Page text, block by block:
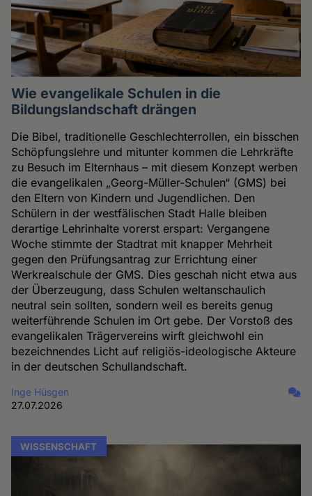
Wie evangelikale Schulen in die
Bildungslandschaft drängen
Die Bibel, traditionelle Geschlechterrollen, ein bisschen
Schöpfungslehre und mitunter kommen die Lehrkräfte
zu Besuch im Elternhaus – mit diesem Konzept werben
die evangelikalen „Georg-Müller-Schulen“ (GMS) bei
den Eltern von Kindern und Jugendlichen. Den
Schülern in der westfälischen Stadt Halle bleiben
derartige Lehrinhalte vorerst erspart: Vergangene
Woche stimmte der Stadtrat mit knapper Mehrheit
gegen den Prüfungsantrag zur Errichtung einer
Werkrealschule der GMS. Dies geschah nicht etwa aus
der Überzeugung, dass Schulen weltanschaulich
neutral sein sollten, sondern weil es bereits genug
weiterführende Schulen im Ort gebe. Der Vorstoß des
evangelikalen Trägervereins wirft gleichwohl ein
bezeichnendes Licht auf religiös-ideologische Akteure
in der deutschen Schullandschaft.
Inge Hüsgen
27.07.2026
WISSENSCHAFT